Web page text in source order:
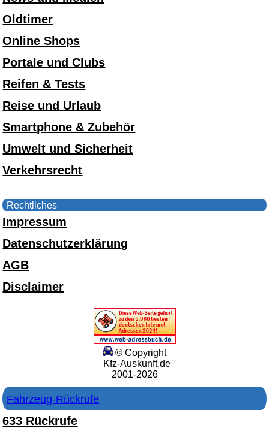
Oldtimer
Online Shops
Portale und Clubs
Reifen & Tests
Reise und Urlaub
Smartphone & Zubehör
Umwelt und Sicherheit
Verkehrsrecht
Rechtliches
Impressum
Datenschutzerklärung
AGB
Disclaimer
© Copyright
Kfz-Auskunft.de
2001-2026
Fahrzeug-Rückrufe
633 Rückrufe